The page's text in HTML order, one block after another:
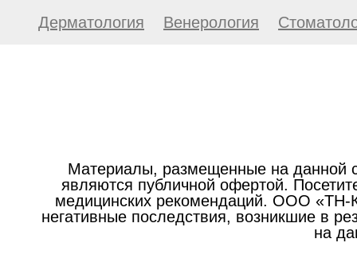
Дерматология Венерология
Материалы, размещенные на данной
являются публичной офертой.
медицинских рекомендаций. ООО «ТН-
негативные последствия, возникшие в
на